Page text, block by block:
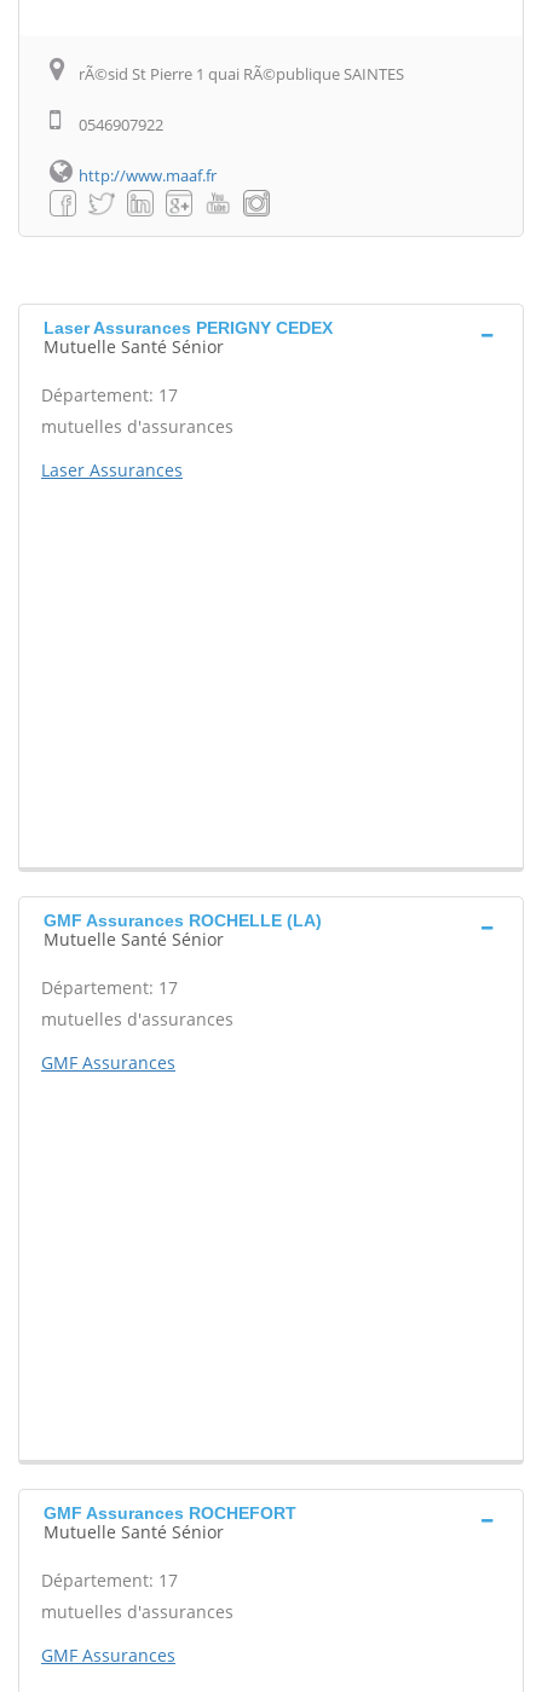
rÃ©sid St Pierre 1 quai RÃ©publique SAINTES
0546907922
http://www.maaf.fr
Laser Assurances PERIGNY CEDEX
Mutuelle Santé Sénior
Département: 17
mutuelles d'assurances
Laser Assurances
GMF Assurances ROCHELLE (LA)
Mutuelle Santé Sénior
Département: 17
mutuelles d'assurances
GMF Assurances
GMF Assurances ROCHEFORT
Mutuelle Santé Sénior
Département: 17
mutuelles d'assurances
GMF Assurances